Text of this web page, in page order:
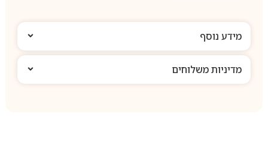
מידע נוסף
מדיניות משלוחים